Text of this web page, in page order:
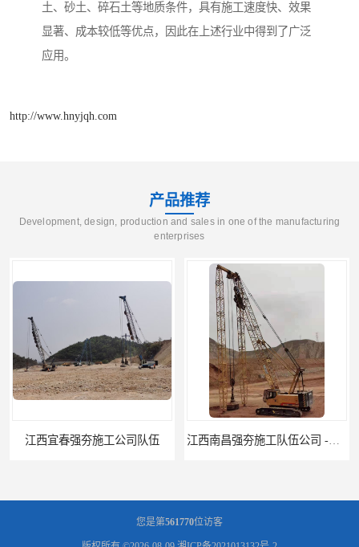
土、砂土、碎石土等地质条件，具有施工速度快、效果
显著、成本较低等优点，因此在上述行业中得到了广泛
应用。
http://www.hnyjqh.com
产品推荐
Development, design, production and sales in one of the manufacturing
enterprises
江西南昌强夯施工队伍公司 -湖南业峻强夯基础工程
您是第561770位访客